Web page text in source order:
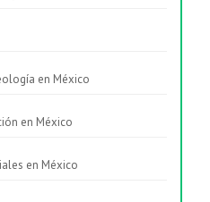
en México
en México
en México